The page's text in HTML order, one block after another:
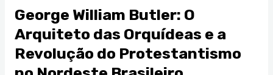
George William Butler: O
Arquiteto das Orquídeas e a
Revolução do Protestantismo